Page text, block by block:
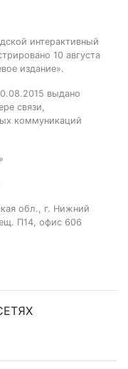
интерактивный
10 августа
издание».
выдано
связи,
коммуникаций
обл., г. Нижний
П14, офис 606